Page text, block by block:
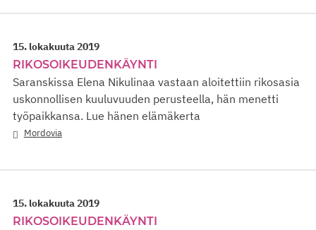
15. lokakuuta 2019
RIKOSOIKEUDENKÄYNTI
Saranskissa Elena Nikulinaa vastaan aloitettiin rikosasia
uskonnollisen kuuluvuuden perusteella, hän menetti
työpaikkansa. Lue hänen elämäkerta
Mordovia
15. lokakuuta 2019
RIKOSOIKEUDENKÄYNTI